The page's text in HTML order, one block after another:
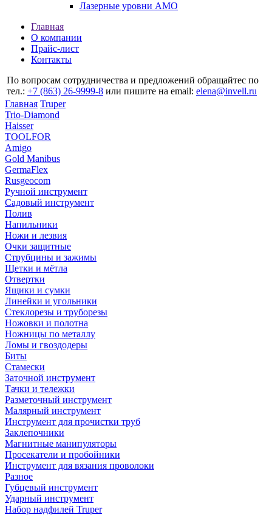
Лазерные уровни AMO
Главная
О компании
Прайс-лист
Контакты
По вопросам сотрудничества и предложений обращайтес по
тел.: +7 (863) 26‐9999‐8 или пишите на email: elena@invell.ru
Главная Truper
Trio-Diamond
Haisser
TOOLFOR
Amigo
Gold Manibus
GermaFlex
Rusgeocom
Ручной инструмент
Садовый инструмент
Полив
Напильники
Ножи и лезвия
Очки защитные
Струбцины и зажимы
Щетки и мётла
Отвертки
Ящики и сумки
Линейки и угольники
Стеклорезы и труборезы
Ножовки и полотна
Ножницы по металлу
Ломы и гвоздодеры
Биты
Стамески
Заточной инструмент
Тачки и тележки
Разметочный инструмент
Малярный инструмент
Инструмент для прочистки труб
Заклепочники
Магнитные манипуляторы
Просекатели и пробойники
Инструмент для вязания проволоки
Разное
Губцевый инструмент
Ударный инструмент
Набор надфилей Truper